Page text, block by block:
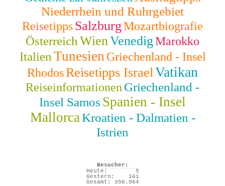
Niederrhein und Ruhrgebiet
ReisetippsSalzburgMozartbiografie
Österreich WienVenedigMarokko
Italien Tunesien Griechenland - Insel
RhodosReisetipps IsraelVatikan
ReiseinformationenGriechenland -
Insel Samos Spanien - Insel
MallorcaKroatien - Dalmatien -
Istrien
Besucher:
Heute:
5
Gestern:
161
Gesamt:
358.964